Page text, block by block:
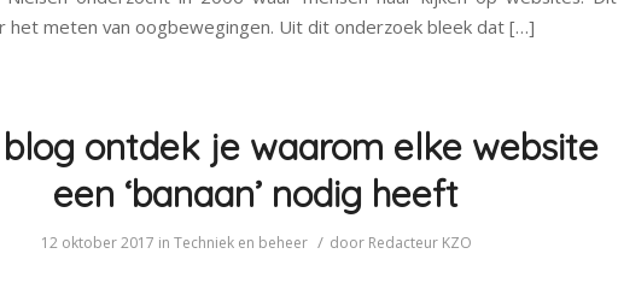
het meten van oogbewegingen. Uit dit onderzoek bleek dat […]
ontdek je waarom elke website
een ‘banaan’ nodig heeft
12 oktober 2017 in Techniek en beheer / door Redacteur KZO